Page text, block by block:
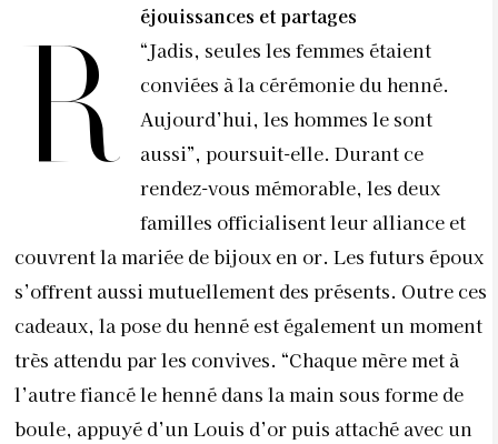
R
éjouissances et partages
“Jadis, seules les femmes étaient
conviées à la cérémonie du henné.
Aujourd’hui, les hommes le sont
aussi”, poursuit-elle. Durant ce
rendez-vous mémorable, les deux
familles officialisent leur alliance et
couvrent la mariée de bijoux en or. Les futurs époux
s’offrent aussi mutuellement des présents. Outre ces
cadeaux, la pose du henné est également un moment
très attendu par les convives. “Chaque mère met à
l’autre fiancé le henné dans la main sous forme de
boule, appuyé d’un Louis d’or puis attaché avec un